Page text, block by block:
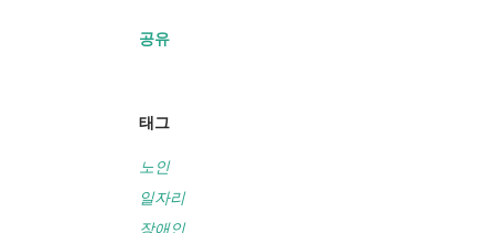
공유
태그
노인
일자리
장애인